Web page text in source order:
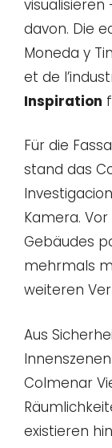
davon. Die
Moneda y
et de
Inspiration
Für die
stand das
Kamera.
Gebäudes
mehrmals
weiteren
Aus
Colmenar
existieren